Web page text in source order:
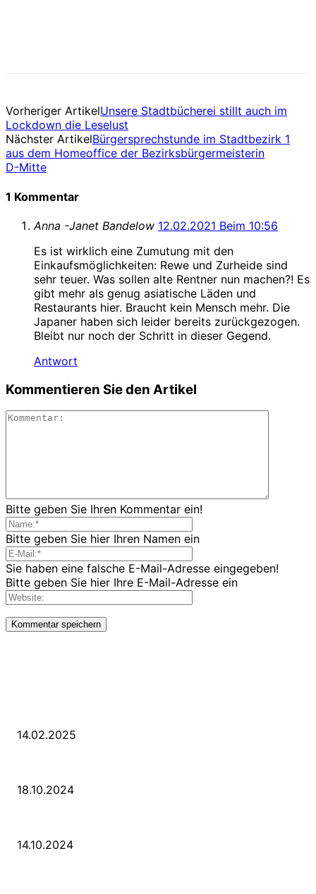
Vorheriger ArtikelUnsere Stadtbücherei stillt auch im
Lockdown die Leselust
Nächster ArtikelBürgersprechstunde im Stadtbezirk 1
aus dem Homeoffice der Bezirksbürgermeisterin
D-Mitte
1 Kommentar
Anna -Janet Bandelow 12.02.2021 Beim 10:56
Es ist wirklich eine Zumutung mit den
Einkaufsmöglichkeiten: Rewe und Zurheide sind
sehr teuer. Was sollen alte Rentner nun machen?! Es
gibt mehr als genug asiatische Läden und
Restaurants hier. Braucht kein Mensch mehr. Die
Japaner haben sich leider bereits zurückgezogen.
Bleibt nur noch der Schritt in dieser Gegend.
Antwort
Kommentieren Sie den Artikel
Bitte geben Sie Ihren Kommentar ein!
Bitte geben Sie hier Ihren Namen ein
Sie haben eine falsche E-Mail-Adresse eingegeben!
Bitte geben Sie hier Ihre E-Mail-Adresse ein
14.02.2025
18.10.2024
14.10.2024